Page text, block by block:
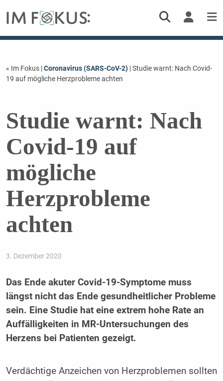
« Im Fokus |Coronavirus (SARS-CoV-2)| Studie warnt: Nach Covid-
19 auf mögliche Herzprobleme achten
Studie warnt: Nach
Covid-19 auf
mögliche
Herzprobleme
achten
3. Dezember 2020
Das Ende akuter Covid-19-Symptome muss
längst nicht das Ende gesundheitlicher Probleme
sein. Eine Studie hat eine extrem hohe Rate an
Auffälligkeiten in MR-Untersuchungen des
Herzens bei Patienten gezeigt.
Verdächtige Anzeichen von Herzproblemen sollten